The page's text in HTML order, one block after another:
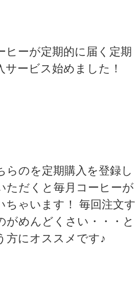
ヒーが定期的に届く定期
サービス始めました！
らのを定期購入を登録し
ただくと毎月コーヒーが
ちゃいます！ 毎回注文す
がめんどくさい・・・と
方にオススメです♪